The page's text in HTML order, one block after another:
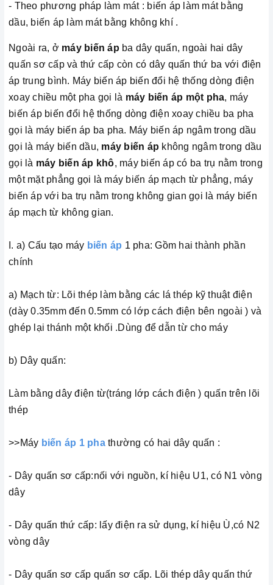
- Theo phương pháp làm mát : biến áp làm mát bằng
dầu, biến áp làm mát bằng không khí .
Ngoài ra, ở máy biến áp ba dây quấn, ngoài hai dây
quấn sơ cấp và thứ cấp còn có dây quấn thứ ba với điện
áp trung bình. Máy biến áp biến đổi hệ thống dòng điện
xoay chiều một pha gọi là máy biến áp một pha, máy
biến áp biến đổi hệ thống dòng điện xoay chiều ba pha
gọi là máy biến áp ba pha. Máy biến áp ngâm trong dầu
gọi là máy biến dầu, máy biến áp không ngâm trong dầu
gọi là máy biến áp khô, máy biến áp có ba trụ nằm trong
một mặt phẳng gọi là máy biến áp mạch từ phẳng, máy
biến áp với ba trụ nằm trong không gian gọi là máy biến
áp mạch từ không gian.
I. a) Cấu tạo máy biến áp 1 pha: Gồm hai thành phần
chính
a) Mạch từ: Lõi thép làm bằng các lá thép kỹ thuật điện
(dày 0.35mm đến 0.5mm có lớp cách điện bên ngoài ) và
ghép lại thánh một khối .Dùng để dẫn từ cho máy
b) Dây quấn:
Làm bằng dây điện từ(tráng lớp cách điện ) quấn trên lõi
thép
>>Máy biến áp 1 phathường có hai dây quấn :
- Dây quấn sơ cấp:nối với nguồn, kí hiệu U1, có N1 vòng
dây
- Dây quấn thứ cấp: lấy điện ra sử dụng, kí hiệu Ù,có N2
vòng dây
- Dây quấn sơ cấp quấn sơ cấp. Lõi thép dây quấn thứ